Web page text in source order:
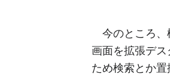
今のところ、
画面を拡張デ
ため検索とか